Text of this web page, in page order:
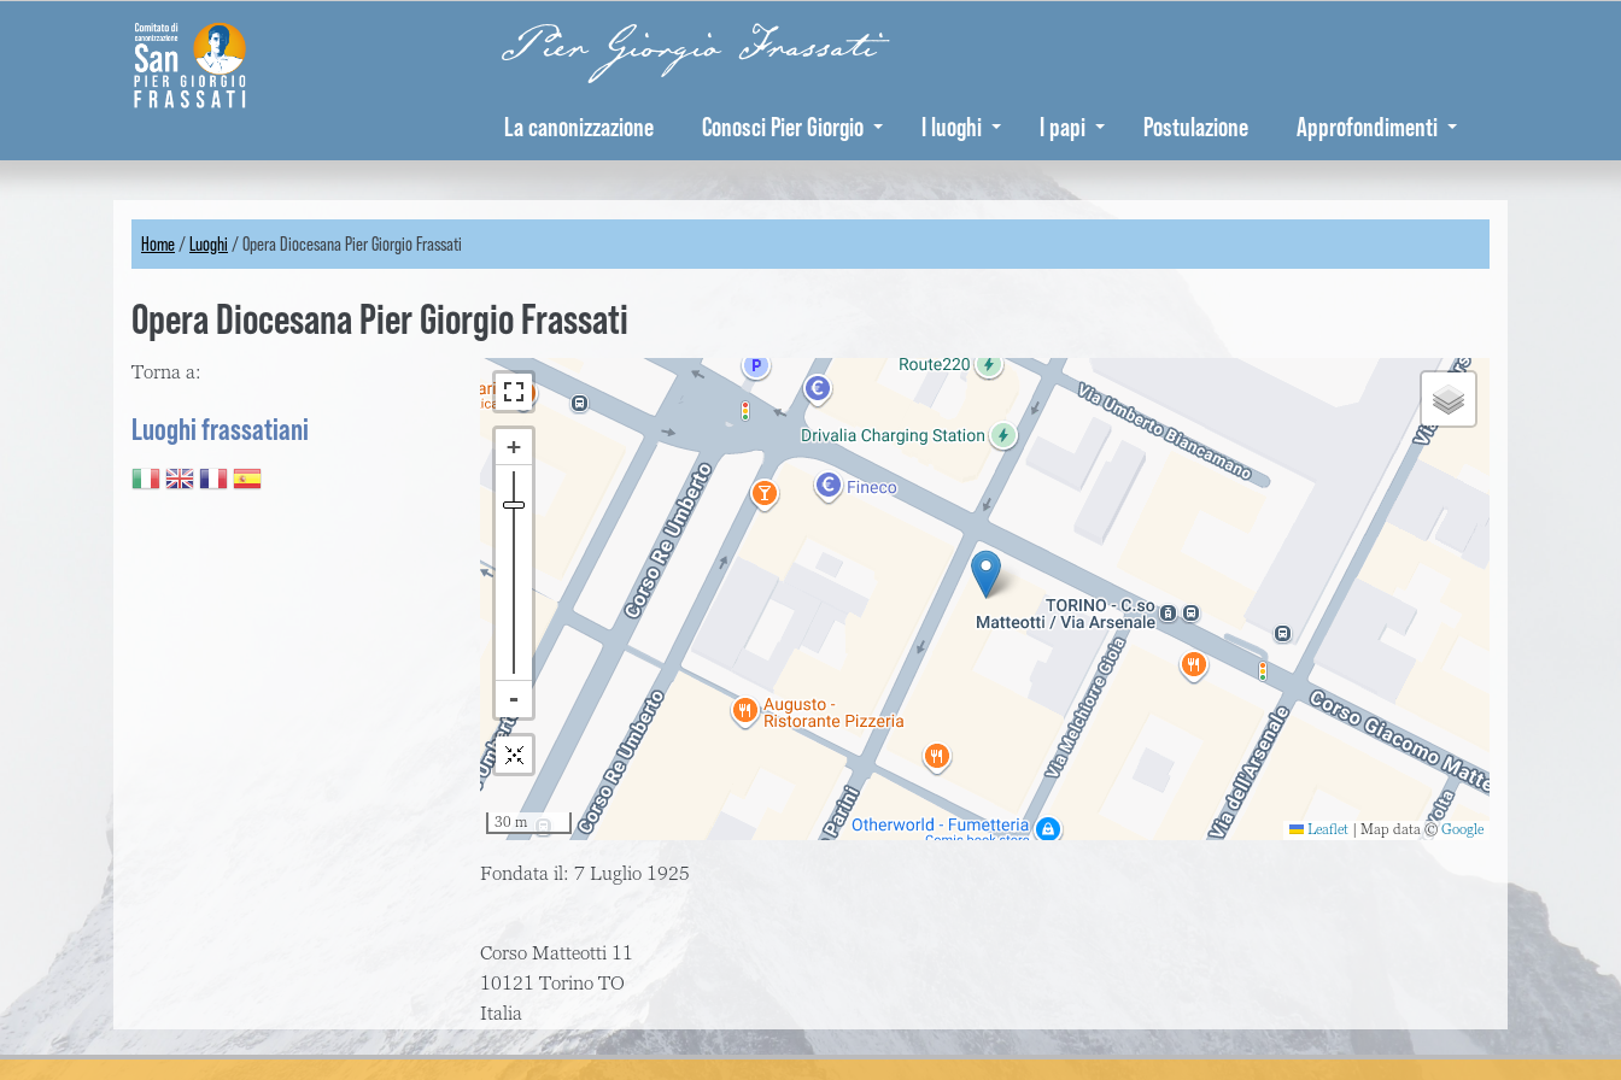
Pier Giorgio Frassati
La canonizzazione Conosci Pier Giorgio I luoghi I papi Postulazione Approfondimenti
You
are
here
Home /Luoghi /Opera Diocesana Pier Giorgio Frassati
Opera Diocesana Pier Giorgio Frassati
Torna a:
Luoghi frassatiani
30 m Leaflet Map data ©Google
Fondata il: 7 Luglio 1925
Corso Matteotti 11
10121 Torino TO
Italia